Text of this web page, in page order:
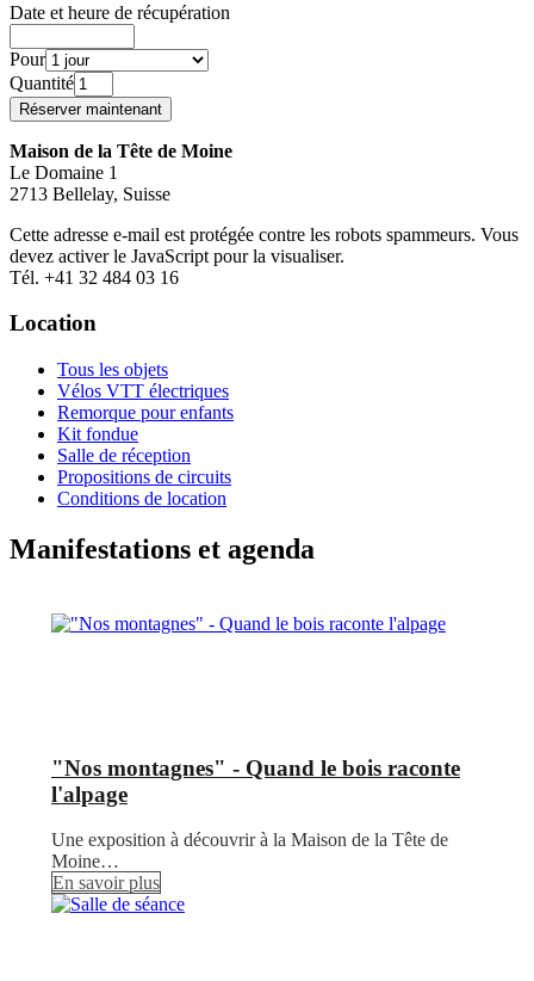
Date et heure de récupération
Pour
Quantité
Maison de la Tête de Moine
Le Domaine 1
2713 Bellelay, Suisse
Cette adresse e-mail est protégée contre les robots spammeurs. Vous
devez activer le JavaScript pour la visualiser.
Tél. +41 32 484 03 16
Location
Tous les objets
Vélos VTT électriques
Remorque pour enfants
Kit fondue
Salle de réception
Propositions de circuits
Conditions de location
Manifestations et agenda
"Nos montagnes" - Quand le bois raconte
l'alpage
Une exposition à découvrir à la Maison de la Tête de
Moine…
En savoir plus